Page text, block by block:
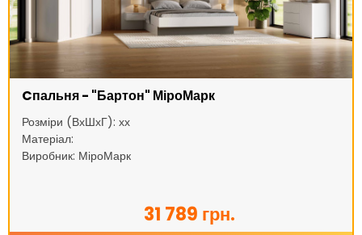
Cпальня - "Бартон" МіроМарк
Розміри (ВхШхГ): хх
Матеріал:
Виробник: МіроМарк
31 789 грн.